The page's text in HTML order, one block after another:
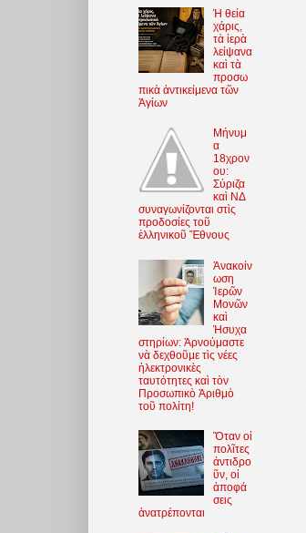
Ἡ θεία
χάρις,
τὰ ἱερὰ
λείψανα
καὶ τὰ
προσω
πικὰ ἀντικείμενα τῶν
Ἁγίων
Μήνυμ
α
18χρον
ου:
Σύριζα
καὶ ΝΔ
συναγωνίζονται στὶς
προδοσίες τοῦ
ἑλληνικοῦ Ἔθνους
Ἀνακοίν
ωση
Ἱερῶν
Μονῶν
καὶ
Ἡσυχα
στηρίων: Ἀρνούμαστε
νὰ δεχθοῦμε τὶς νέες
ἠλεκτρονικὲς
ταυτότητες καὶ τὸν
Προσωπικὸ Ἀριθμὸ
τοῦ πολίτη!
Ὅταν οἱ
πολῖτες
ἀντιδρο
ῦν, οἱ
ἀποφά
σεις
ἀνατρέπονται